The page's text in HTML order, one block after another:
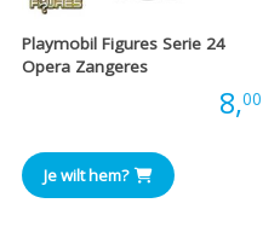
Playmobil Figures Serie 24
Opera Zangeres
8,00
Je wilt hem?